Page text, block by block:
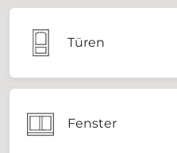
Türen
Fenster